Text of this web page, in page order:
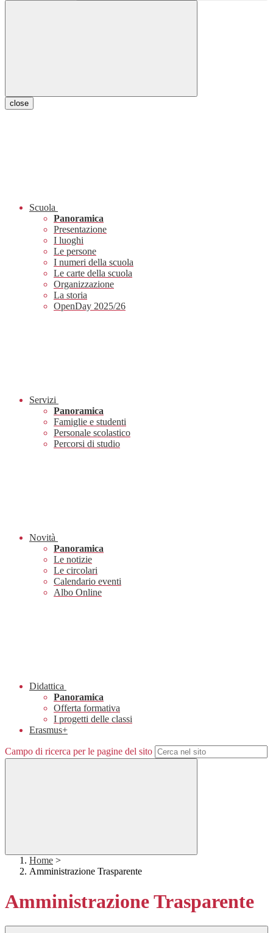
close
Scuola
Panoramica
Presentazione
I luoghi
Le persone
I numeri della scuola
Le carte della scuola
Organizzazione
La storia
OpenDay 2025/26
Servizi
Panoramica
Famiglie e studenti
Personale scolastico
Percorsi di studio
Novità
Panoramica
Le notizie
Le circolari
Calendario eventi
Albo Online
Didattica
Panoramica
Offerta formativa
I progetti delle classi
Erasmus+
Campo di ricerca per le pagine del sito
Home >
Amministrazione Trasparente
Amministrazione Trasparente